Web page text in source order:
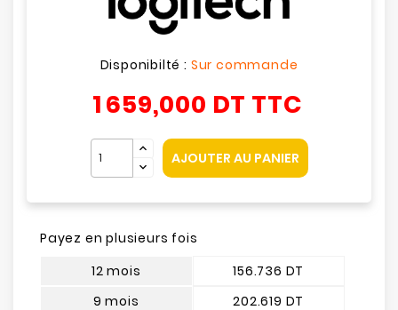
Disponibilté : Sur commande
1 659,000 DT TTC
AJOUTER AU PANIER
Payez en plusieurs fois
12 mois
9 mois
156.736 DT
202.619 DT